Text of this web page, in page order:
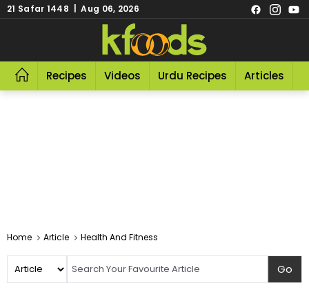
21 Safar 1448 | Aug 06, 2026
Recipes Videos Urdu Recipes Articles
Home Article Health And Fitness